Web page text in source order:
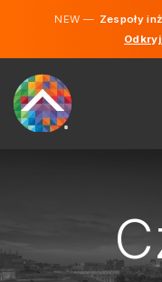
NEW —Zespoły
ZATRUDNIĆ